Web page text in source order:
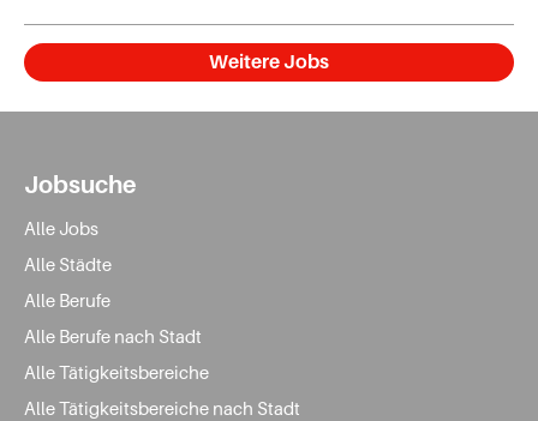
Weitere Jobs
Jobsuche
Alle Jobs
Alle Städte
Alle Berufe
Alle Berufe nach Stadt
Alle Tätigkeitsbereiche
Alle Tätigkeitsbereiche nach Stadt